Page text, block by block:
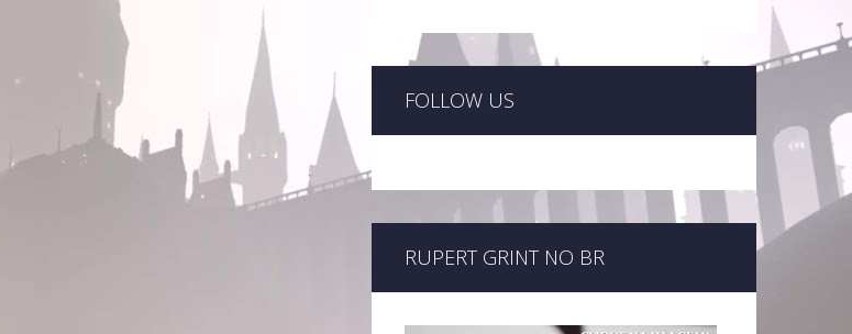
FOLLOW US
RUPERT GRINT NO BR